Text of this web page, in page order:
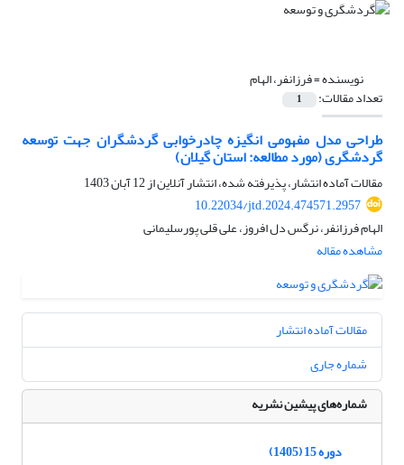
نویسنده =فرزانفر، الهام
تعداد مقالات: 1
طراحی مدل مفهومی انگیزه چادرخوابی گردشگران جهت توسعه
گردشگری (مورد مطالعه: استان گیلان)
مقالات آماده انتشار، پذیرفته شده، انتشار آنلاین از12 آبان 1403
10.22034/jtd.2024.474571.2957
الهام فرزانفر، نرگس دل افروز، علی قلی پورسلیمانی
مشاهده مقاله
مقالات آماده انتشار
شماره جاری
شماره‌های پیشین نشریه
دوره 15 (1405)